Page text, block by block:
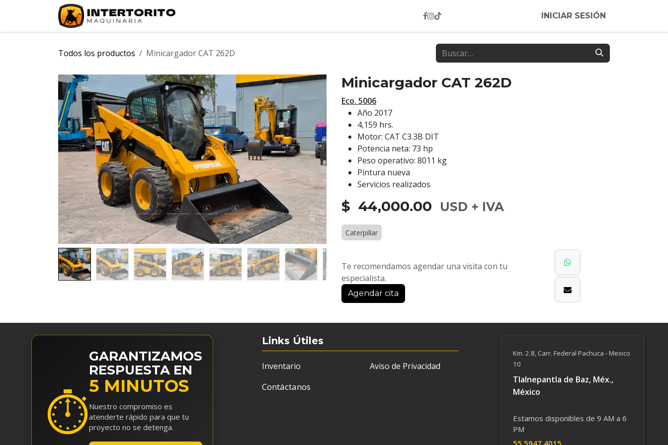
INICIAR SESIÓN
Todos los productos Minicargador CAT 262D
Minicargador CAT 262D
Eco. 5006
Año 2017
4,159 hrs.
Motor: CAT C3.3B DIT
Potencia neta: 73 hp
Peso operativo: 8011 kg
Pintura nueva
Servicios realizados
$ 44,000.00 USD + IVA
Caterpillar
Te recomendamos agendar una visita con tu
especialista.
Agendar cita
⏱
GARANTIZAMOS
RESPUESTA EN
5 MINUTOS
Nuestro compromiso es
atenderte rápido para que tu
proyecto no se detenga.
Links Útiles
Inventario
Contáctanos
Aviso de Privacidad
Km. 2.8, Carr. Federal Pachuca - Mexico
10
Tlalnepantla de Baz, Méx.,
México
Estamos disponibles de 9 AM a 6
PM
55 59​47 4015